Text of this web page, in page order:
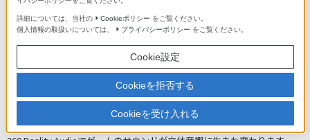
ゲームで体感する360 Reality Audio
詳細については、当社の Cookieポリシー をご覧ください。
個人情報の取扱いについては、
プライバシーポリシー をご覧ください。
Cookie設定
Cookieを拒否する
Cookieを受け入れる